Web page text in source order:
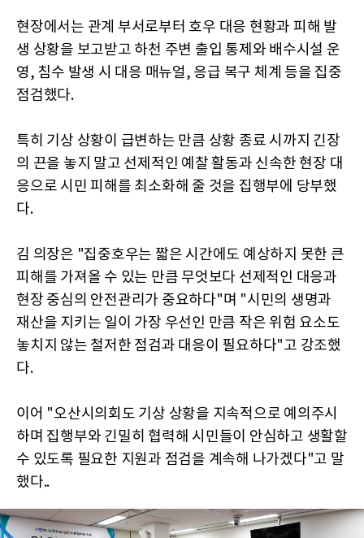
현장에서는 관계 부서로부터 호우 대응 현황과 피해 발
생 상황을 보고받고 하천 주변 출입 통제와 배수시설 운
영, 침수 발생 시 대응 매뉴얼, 응급 복구 체계 등을 집중
점검했다.
특히 기상 상황이 급변하는 만큼 상황 종료 시까지 긴장
의 끈을 놓지 말고 선제적인 예찰 활동과 신속한 현장 대
응으로 시민 피해를 최소화해 줄 것을 집행부에 당부했
다.
김 의장은 "집중호우는 짧은 시간에도 예상하지 못한 큰
피해를 가져올 수 있는 만큼 무엇보다 선제적인 대응과
현장 중심의 안전관리가 중요하다"며 "시민의 생명과
재산을 지키는 일이 가장 우선인 만큼 작은 위험 요소도
놓치지 않는 철저한 점검과 대응이 필요하다"고 강조했
다.
이어 "오산시의회도 기상 상황을 지속적으로 예의주시
하며 집행부와 긴밀히 협력해 시민들이 안심하고 생활할
수 있도록 필요한 지원과 점검을 계속해 나가겠다"고 말
했다..